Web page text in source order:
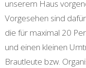
unserem Haus
Vorgesehen sind
die für maximal 20
und einen kleinen
Brautleute bzw.